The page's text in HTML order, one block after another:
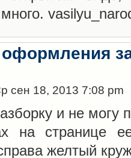
сен 18, 2013 7:08 pm
и не могу
на странице
желтый